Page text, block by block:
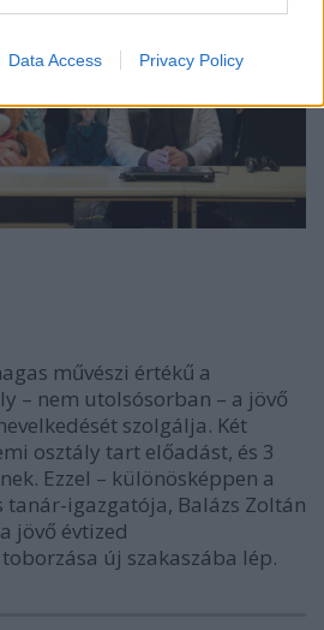
Data Access Privacy Policy
művészi értékű a
– nem utolsósorban – a jövő
szolgálja. Két
osztály tart előadást, és 3
Ezzel – különösképpen a
tanár-igazgatója, Balázs Zoltán
jövő évtized
új szakaszába lép.